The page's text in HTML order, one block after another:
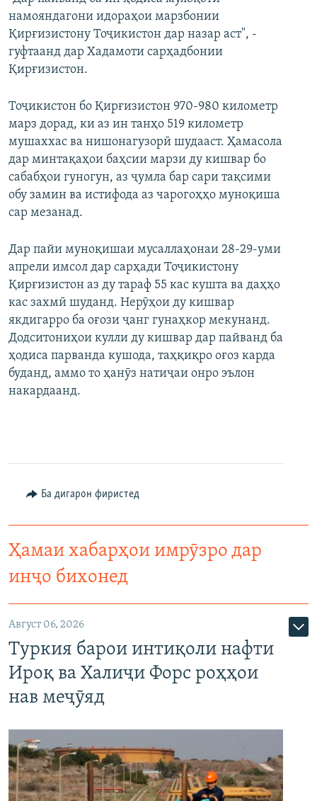
намояндагони идораҳои марзбонии
Қирғизистону Тоҷикистон дар назар аст", -
гуфтаанд дар Хадамоти сарҳадбонии
Қирғизистон.
Тоҷикистон бо Қирғизистон 970-980 километр
марз дорад, ки аз ин танҳо 519 километр
мушаххас ва нишонагузорӣ шудааст. Ҳамасола
дар минтақаҳои баҳсии марзи ду кишвар бо
сабабҳои гуногун, аз ҷумла бар сари тақсими
обу замин ва истифода аз чарогоҳҳо муноқиша
сар мезанад.
Дар пайи муноқишаи мусаллаҳонаи 28-29-уми
апрели имсол дар сарҳади Тоҷикистону
Қирғизистон аз ду тараф 55 кас кушта ва даҳҳо
кас захмӣ шуданд. Нерӯҳои ду кишвар
якдигарро ба оғози ҷанг гунаҳкор мекунанд.
Додситониҳои кулли ду кишвар дар пайванд ба
ҳодиса парванда кушода, таҳқиқро оғоз карда
буданд, аммо то ҳанӯз натиҷаи онро эълон
накардаанд.
Ба дигарон фиристед
Ҳамаи хабарҳои имрӯзро дар
инҷо бихонед
Август 06, 2026
Туркия барои интиқоли нафти
Ироқ ва Халиҷи Форс роҳҳои
нав меҷӯяд